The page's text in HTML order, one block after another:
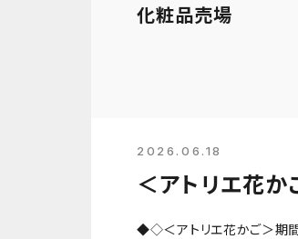
化粧品売場
2026.06.18
＜アトリエ花
◆◇＜アトリエ花かご＞